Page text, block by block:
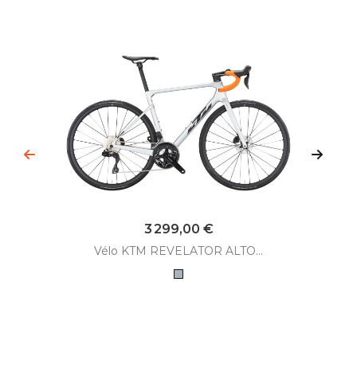
Prix
3 299,00 €
Vélo KTM REVELATOR ALTO...
Gris